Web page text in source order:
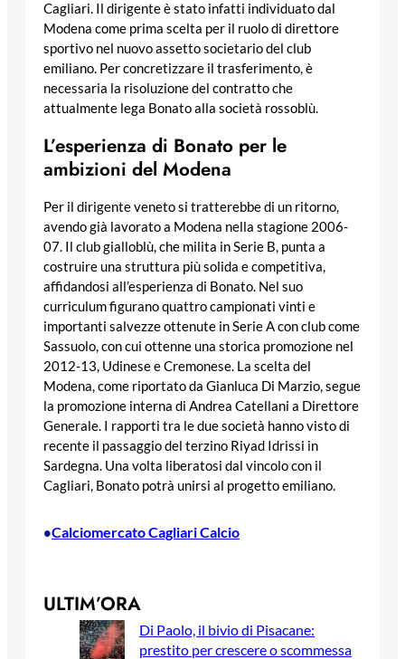
Cagliari. Il dirigente è stato infatti individuato dal
Modena come prima scelta per il ruolo di direttore
sportivo nel nuovo assetto societario del club
emiliano. Per concretizzare il trasferimento, è
necessaria la risoluzione del contratto che
attualmente lega Bonato alla società rossoblù.
L’esperienza di Bonato per le
ambizioni del Modena
Per il dirigente veneto si tratterebbe di un ritorno,
avendo già lavorato a Modena nella stagione 2006-
07. Il club gialloblù, che milita in Serie B, punta a
costruire una struttura più solida e competitiva,
affidandosi all’esperienza di Bonato. Nel suo
curriculum figurano quattro campionati vinti e
importanti salvezze ottenute in Serie A con club come
Sassuolo, con cui ottenne una storica promozione nel
2012-13, Udinese e Cremonese. La scelta del
Modena, come riportato da Gianluca Di Marzio, segue
la promozione interna di Andrea Catellani a Direttore
Generale. I rapporti tra le due società hanno visto di
recente il passaggio del terzino Riyad Idrissi in
Sardegna. Una volta liberatosi dal vincolo con il
Cagliari, Bonato potrà unirsi al progetto emiliano.
•Calciomercato Cagliari Calcio
ULTIM’ORA
Di Paolo, il bivio di Pisacane:
prestito per crescere o scommessa